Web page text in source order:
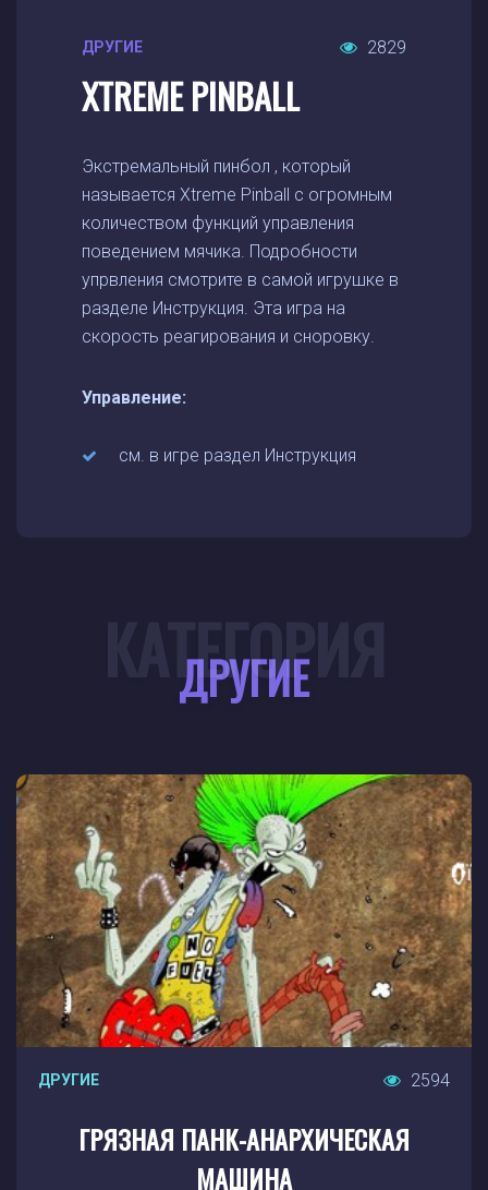
ДРУГИЕ 2829
XTREME PINBALL
Экстремальный пинбол , который
называется Xtreme Pinball с огромным
количеством функций управления
поведением мячика. Подробности
упрвления смотрите в самой игрушке в
разделе Инструкция. Эта игра на
скорость реагирования и сноровку.
Управление:
см. в игре раздел Инструкция
ДРУГИЕ
КАТЕГОРИЯ
ДРУГИЕ 2594
ГРЯЗНАЯ ПАНК-АНАРХИЧЕСКАЯ
МАШИНА